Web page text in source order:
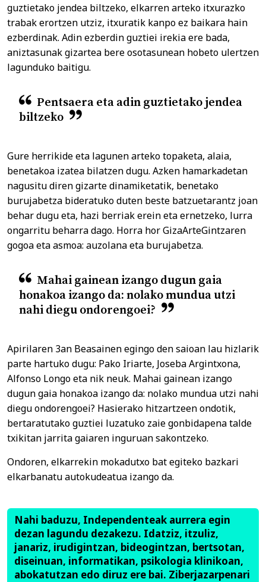
guztietako jendea biltzeko, elkarren arteko itxurazko
trabak erortzen utziz, itxuratik kanpo ez baikara hain
ezberdinak. Adin ezberdin guztiei irekia ere bada,
aniztasunak gizartea bere osotasunean hobeto ulertzen
lagunduko baitigu.
Pentsaera eta adin guztietako jendea
biltzeko
Gure herrikide eta lagunen arteko topaketa, alaia,
benetakoa izatea bilatzen dugu. Azken hamarkadetan
nagusitu diren gizarte dinamiketatik, benetako
burujabetza bideratuko duten beste batzuetarantz joan
behar dugu eta, hazi berriak erein eta ernetzeko, lurra
ongarritu beharra dago. Horra hor GizaArteGintzaren
gogoa eta asmoa: auzolana eta burujabetza.
Mahai gainean izango dugun gaia
honakoa izango da: nolako mundua utzi
nahi diegu ondorengoei?
Apirilaren 3an Beasainen egingo den saioan lau hizlarik
parte hartuko dugu: Pako Iriarte, Joseba Argintxona,
Alfonso Longo eta nik neuk. Mahai gainean izango
dugun gaia honakoa izango da: nolako mundua utzi nahi
diegu ondorengoei? Hasierako hitzartzeen ondotik,
bertaratutako guztiei luzatuko zaie gonbidapena talde
txikitan jarrita gaiaren inguruan sakontzeko.
Ondoren, elkarrekin mokadutxo bat egiteko bazkari
elkarbanatu autokudeatua izango da.
Nahi baduzu, Independenteak aurrera egin
dezan lagundu dezakezu. Idatziz, itzuliz,
janariz, irudigintzan, bideogintzan, bertsotan,
diseinuan, informatikan, psikologia klinikoan,
abokatutzan edo diruz ere bai. Ziberjazarpenari